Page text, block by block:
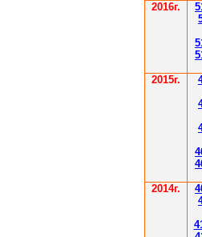
2016г.
2015г.
4
4
2014г.